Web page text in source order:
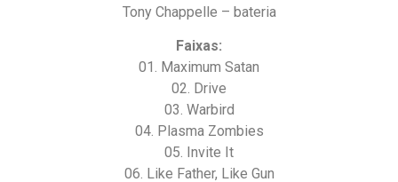
Tony Chappelle – bateria
Faixas:
01. Maximum Satan
02. Drive
03. Warbird
04. Plasma Zombies
05. Invite It
06. Like Father, Like Gun